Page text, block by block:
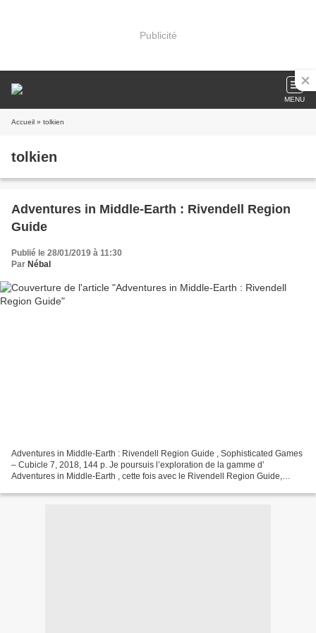
Publicité
MENU
Accueil » tolkien
tolkien
Adventures in Middle-Earth : Rivendell Region
Guide
Publié le 28/01/2019 à 11:30
Par Nébal
Adventures in Middle-Earth : Rivendell Region Guide , Sophisticated Games
– Cubicle 7, 2018, 144 p. Je poursuis l’exploration de la gamme d’
Adventures in Middle-Earth , cette fois avec le Rivendell Region Guide,